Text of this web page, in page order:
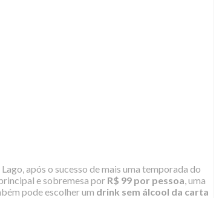
após o sucesso de mais uma temporada do
e sobremesa por R$ 99 por pessoa , uma
pode escolher um drink sem álcool da carta